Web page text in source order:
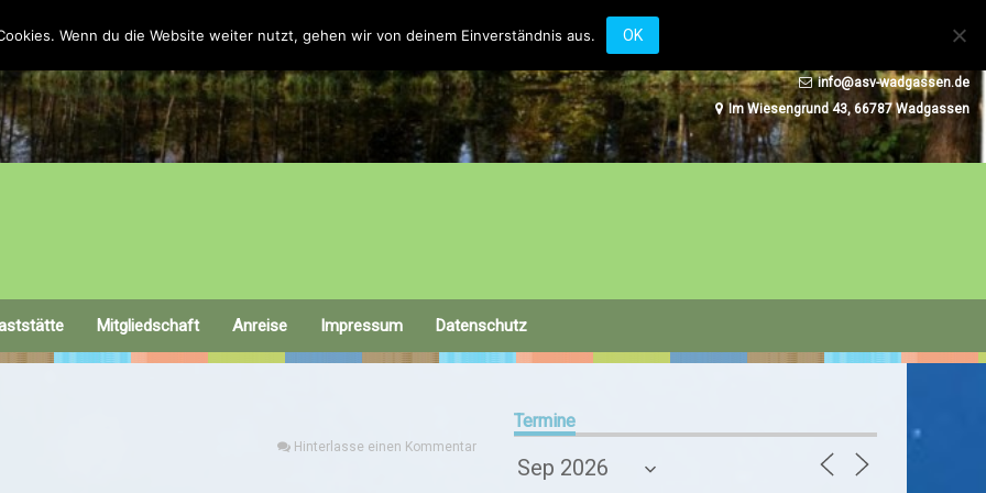
info@asv-wadgassen.de
Im Wiesengrund 43, 66787 Wadgassen
Mitgliedschaft Anreise Impressum Datenschutz
Hinterlasse einen Kommentar
Termine
Wenn du die Website weiter nutzt, gehen wir von deinem Einverständnis aus. OK